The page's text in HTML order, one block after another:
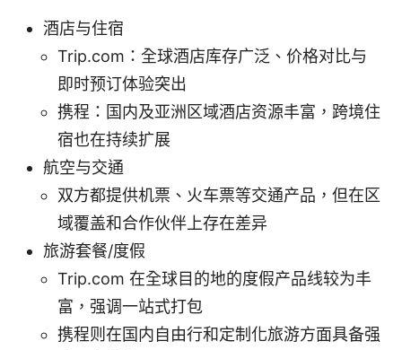
酒店与住宿
Trip.com：全球酒店库存广泛、价格对比与
即时预订体验突出
携程：国内及亚洲区域酒店资源丰富，跨境住
宿也在持续扩展
航空与交通
双方都提供机票、火车票等交通产品，但在区
域覆盖和合作伙伴上存在差异
旅游套餐/度假
Trip.com 在全球目的地的度假产品线较为丰
富，强调一站式打包
携程则在国内自由行和定制化旅游方面具备强